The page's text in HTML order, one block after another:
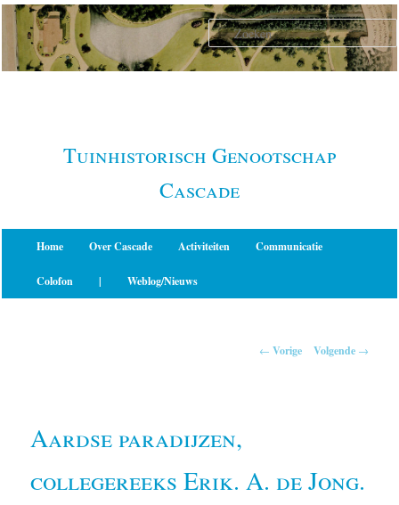
Spring
naar
primaire
Tuinhistorisch Genootschap
Cascade
Home Over Cascade Activiteiten Communicatie
Colofon | Weblog/Nieuws
← Vorige Volgende →
Aardse paradijzen,
collegereeks Erik. A. de Jong.